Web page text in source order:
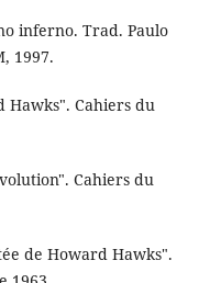
inferno. Trad. Paulo
1997.
Hawks". Cahiers du
Cahiers du
de Howard Hawks".